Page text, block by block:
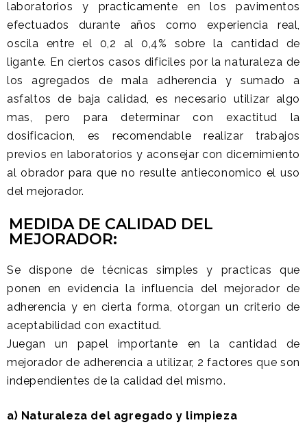
laboratorios y practicamente en los pavimentos
efectuados durante años como experiencia real,
oscila entre el 0,2 al 0,4% sobre la cantidad de
ligante. En ciertos casos dificiles por la naturaleza de
los agregados de mala adherencia y sumado a
asfaltos de baja calidad, es necesario utilizar algo
mas, pero para determinar con exactitud la
dosificacion, es recomendable realizar trabajos
previos en laboratorios y aconsejar con dicernimiento
al obrador para que no resulte antieconomico el uso
del mejorador.
MEDIDA DE CALIDAD DEL
MEJORADOR:
Se dispone de técnicas simples y practicas que
ponen en evidencia la influencia del mejorador de
adherencia y en cierta forma, otorgan un criterio de
aceptabilidad con exactitud.
Juegan un papel importante en la cantidad de
mejorador de adherencia a utilizar, 2 factores que son
independientes de la calidad del mismo.
a) Naturaleza del agregado y limpieza